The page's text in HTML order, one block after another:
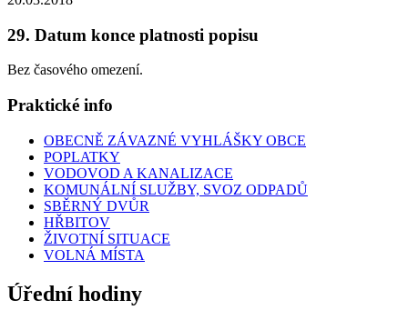
29. Datum konce platnosti popisu
Bez časového omezení.
Praktické info
OBECNĚ ZÁVAZNÉ VYHLÁŠKY OBCE
POPLATKY
VODOVOD A KANALIZACE
KOMUNÁLNÍ SLUŽBY, SVOZ ODPADŮ
SBĚRNÝ DVŮR
HŘBITOV
ŽIVOTNÍ SITUACE
VOLNÁ MÍSTA
Úřední hodiny